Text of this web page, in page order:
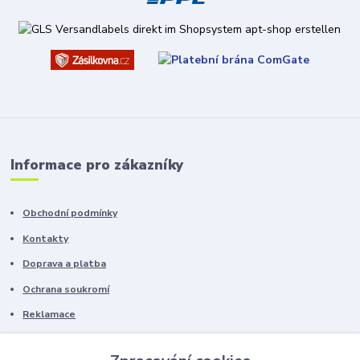
Informace pro zákazníky
Obchodní podmínky
Kontakty
Doprava a platba
Ochrana soukromí
Reklamace